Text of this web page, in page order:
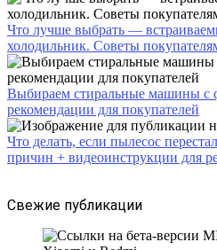
Что лучше выбрать —
холодильник. Советы
Выбираем стиральные машины с
рекомендации для покупателей
Что делать, если пылесос
причин + видеоинструкции для
Свежие публикации